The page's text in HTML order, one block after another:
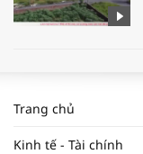
Trang chủ
Kinh tế - Tài chính